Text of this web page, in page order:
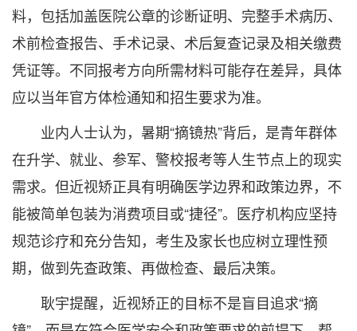
料，包括加盖医院公章的诊断证明、完整手术病历、
术前检查报告、手术记录、术后复查记录及相关缴费
凭证等。不同报考方向所需材料可能存在差异，具体
应以当年官方体检通知和招生要求为准。
业内人士认为，暑期“摘镜热”背后，是青年群体
在升学、就业、参军、警校报考等人生节点上的现实
需求。但近视矫正具有明确医学边界和政策边界，不
能被简单包装为消费项目或“捷径”。医疗机构应坚持
规范诊疗和充分告知，考生及家长也应树立理性预
期，做到先查政策、再做检查、最后决策。
耿宇提醒，近视矫正的目标不是盲目追求“摘